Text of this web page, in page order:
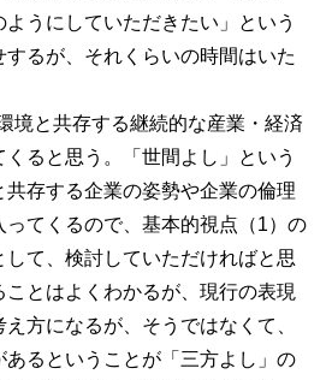
うにしていただきたい」という
するが、それくらいの時間はいた
境と共存する継続的な産業・経済
ると思う。「世間よし」という
共存する企業の姿勢や企業の倫理
てくるので、基本的視点（1）の
て、検討していただければと思
ことはよくわかるが、現行の表現
方になるが、そうではなくて、
るということが「三方よし」の